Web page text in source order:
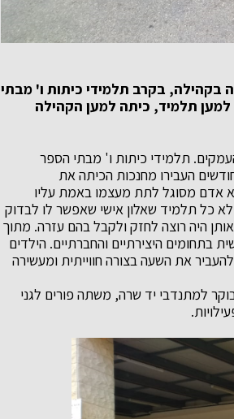
בקהילה, בקרב תלמידי כיתות ו' מבתי
תלמיד, כיתה למען הקהילה
תלמידי כיתות ו' מבתי הספר
העבירו מחנכות הכיתה את
אדם מסוגל לתת מעצמו באמת עליו
כל תלמיד שאלון אישי שאפשר לו לבדוק
היה רוצה לחזק ולקבל בהם עזרה. מתוך
בתחומים היצירתיים והחברתיים. הילדים
את השעה בצורה חווייתית ומעשירה
למתנדבי יד שרה, משתה פורים לגני